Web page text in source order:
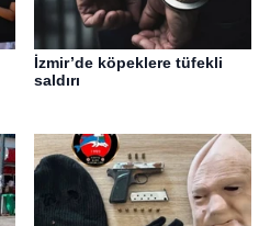
İzmir’de köpeklere tüfekli
saldırı